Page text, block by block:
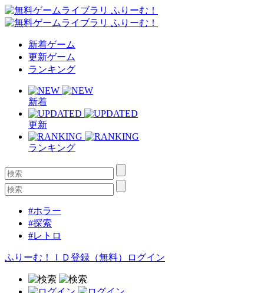
新着ゲーム
更新ゲーム
ランキング
新着
更新
ランキング
#ホラー
#探索
#レトロ
ふりーむ！ＩＤ登録（無料） ログイン